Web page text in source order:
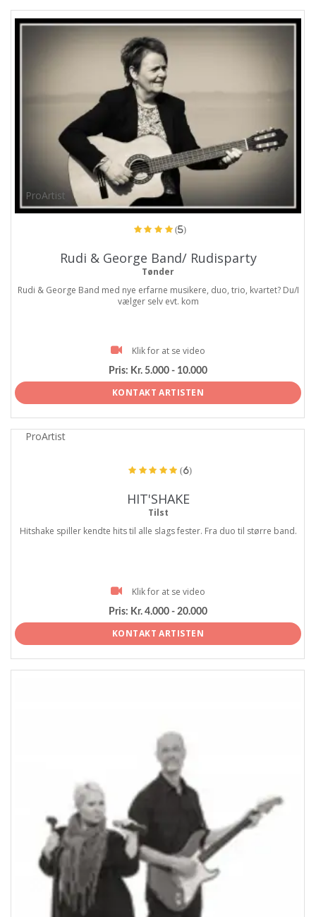
ProArtist
(5)
Rudi & George Band/ Rudisparty
Tønder
Rudi & George Band med nye erfarne musikere, duo, trio, kvartet? Du/I
vælger selv evt. kom
Klik for at se video
Pris: Kr. 5.000 - 10.000
KONTAKT ARTISTEN
ProArtist
(6)
HIT'SHAKE
Tilst
Hitshake spiller kendte hits til alle slags fester. Fra duo til større band.
Klik for at se video
Pris: Kr. 4.000 - 20.000
KONTAKT ARTISTEN